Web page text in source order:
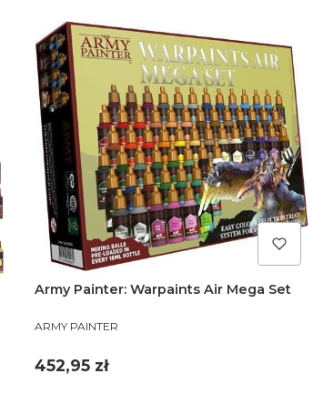
Army Painter: Warpaints Air Mega Set
PRODUCENT
ARMY PAINTER
Cena
452,95 zł